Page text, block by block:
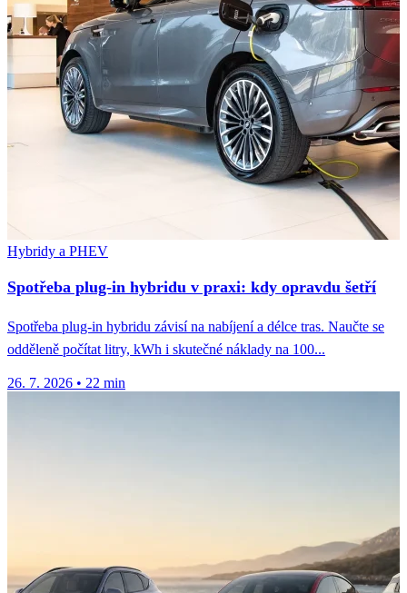
Hybridy a PHEV
Spotřeba plug-in hybridu v praxi: kdy opravdu šetří
Spotřeba plug-in hybridu závisí na nabíjení a délce tras. Naučte se
odděleně počítat litry, kWh i skutečné náklady na 100...
26. 7. 2026 • 22 min